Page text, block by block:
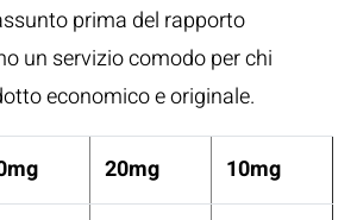
prima del rapporto
un servizio comodo per chi
economico e originale.
20mg 10mg